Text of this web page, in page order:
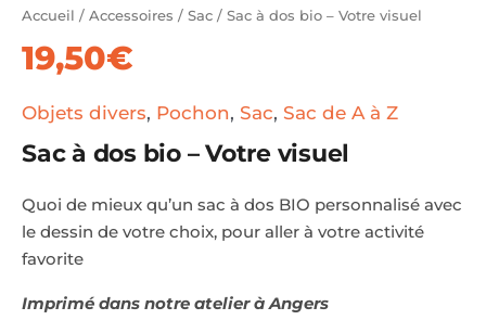
Accueil / Accessoires / Sac / Sac à dos bio – Votre visuel
19,50€
Objets divers, Pochon, Sac, Sac de A à Z
Sac à dos bio – Votre visuel
Quoi de mieux qu’un sac à dos BIO personnalisé avec
le dessin de votre choix, pour aller à votre activité
favorite
Imprimé dans notre atelier à Angers